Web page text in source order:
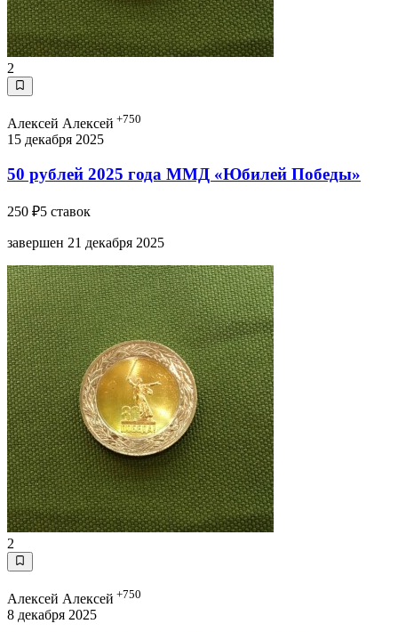
2
Алексей Алексей +750
15 декабря 2025
50 рублей 2025 года ММД «Юбилей Победы»
250 ₽5 ставок
завершен 21 декабря 2025
2
Алексей Алексей +750
8 декабря 2025